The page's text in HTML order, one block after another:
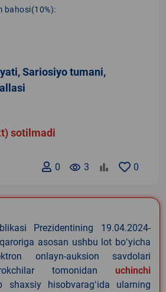
bahosi(10%):
Sariosiyo tumani,
sotilmadi
0
remove_red_eye 3
0
Prezidentining 19.04.2024-
asosan ushbu lot boʻyicha
onlayn-auksion savdolari
tomonidan uchinchi
shaxsiy hisobvaragʻida ularning